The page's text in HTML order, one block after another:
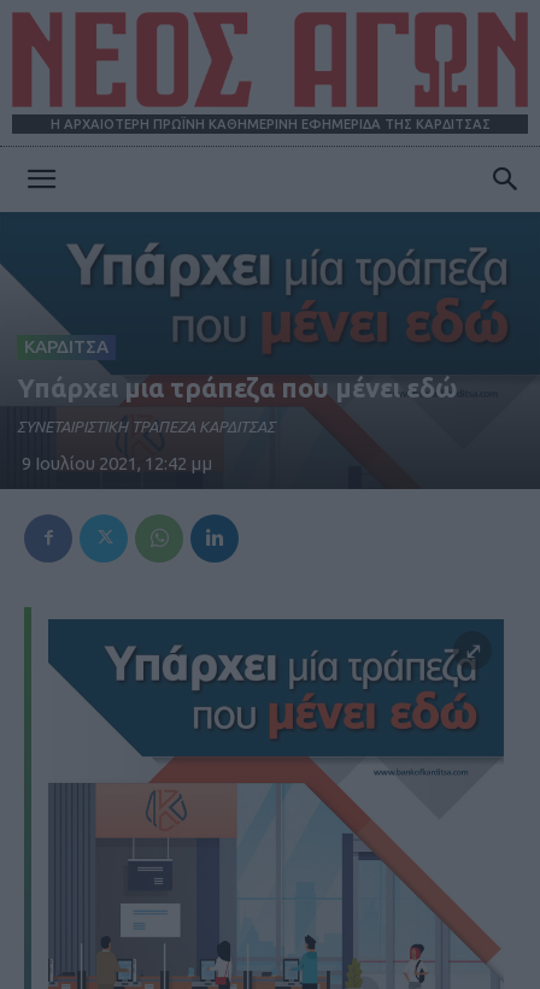
Η ΑΡΧΑΙΟΤΕΡΗ ΠΡΩΪΝΗ ΚΑΘΗΜΕΡΙΝΗ ΕΦΗΜΕΡΙΔΑ ΤΗΣ ΚΑΡΔΙΤΣΑΣ
ΑΓΩΝ
ΚΑΡΔΙΤΣΑ
Υπάρχει μια τράπεζα που μένει εδώ
ΣΥΝΕΤΑΙΡΙΣΤΙΚΗ ΤΡΑΠΕΖΑ ΚΑΡΔΙΤΣΑΣ
9 Ιουλίου 2021, 12:42 μμ